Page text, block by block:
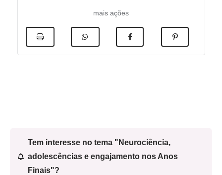
mais ações
Tem interesse no tema "Neurociência,
adolescências e engajamento nos Anos
Finais"?